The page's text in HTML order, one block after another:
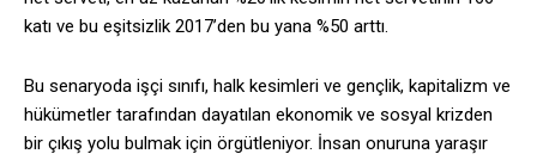
katı ve bu eşitsizlik 2017’den bu yana %50 arttı.
Bu senaryoda işçi sınıfı, halk kesimleri ve gençlik, kapitalizm ve
hükümetler tarafından dayatılan ekonomik ve sosyal krizden
bir çıkış yolu bulmak için örgütleniyor. İnsan onuruna yaraşır